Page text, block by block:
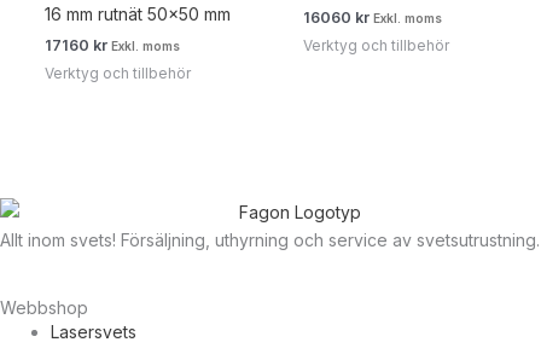
16 mm rutnät 50×50 mm
17160 kr Exkl. moms
Verktyg och tillbehör
16060 kr Exkl. moms
Verktyg och tillbehör
Allt inom svets! Försäljning, uthyrning och service av svetsutrustning.
Webbshop
Lasersvets